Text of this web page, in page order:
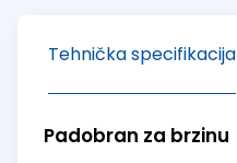
Tehnička specifikacija
Padobran za brzinu